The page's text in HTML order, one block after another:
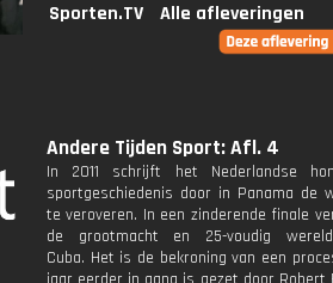
Sporten.TV
Alle afleveringen
Andere Tijden Sport: Afl. 4
In 2011 schrijft het Nederlandse
sportgeschiedenis door in Panama de
te veroveren. In een zinderende finale
de grootmacht en 25-voudig
Cuba. Het is de bekroning van een